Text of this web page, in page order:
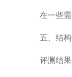
在一些需要
五、结构
评测结果